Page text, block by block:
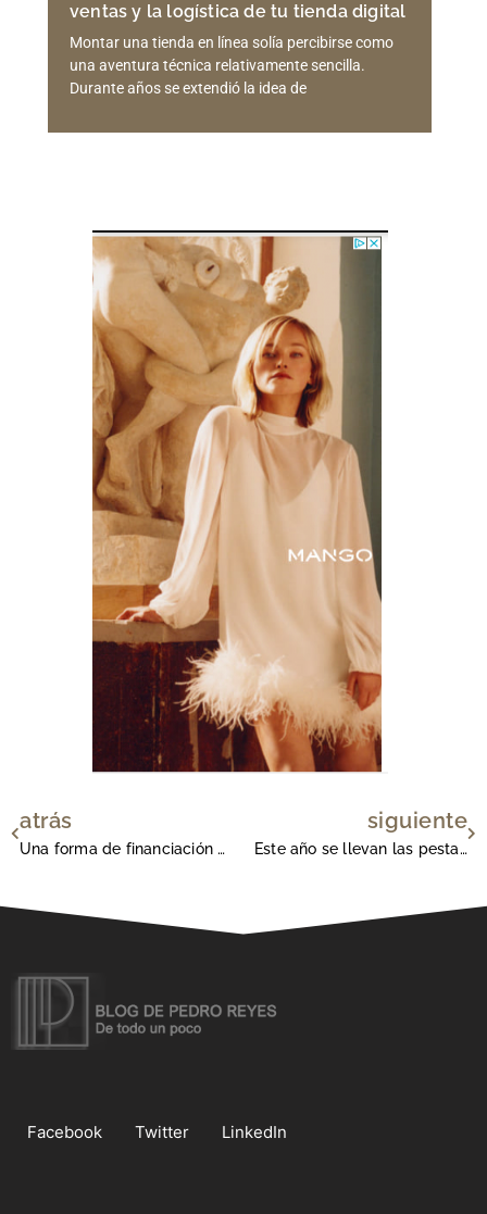
ventas y la logística de tu tienda digital
Montar una tienda en línea solía percibirse como
una aventura técnica relativamente sencilla.
Durante años se extendió la idea de
Ant
atrás
Una forma de financiación diferente
siguiente
Este año se llevan las pestañas largas y naturales.
Facebook Twitter LinkedIn